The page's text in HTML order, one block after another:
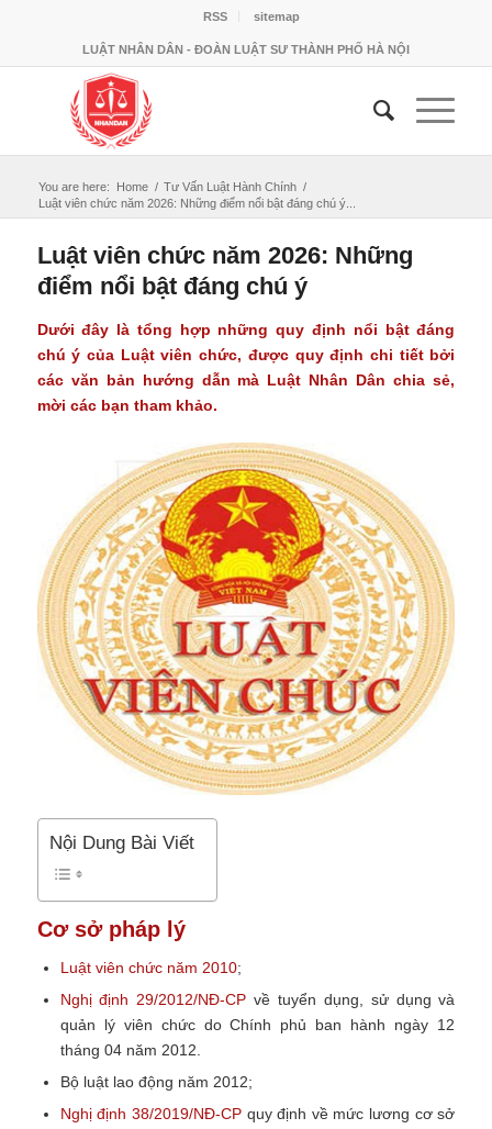
RSS sitemap
LUẬT NHÂN DÂN - ĐOÀN LUẬT SƯ THÀNH PHỐ HÀ NỘI
You are here: Home / Tư Vấn Luật Hành Chính /
Luật viên chức năm 2026: Những điểm nổi bật đáng chú ý...
Luật viên chức năm 2026: Những
điểm nổi bật đáng chú ý
Dưới đây là tổng hợp những quy định nổi bật đáng
chú ý của Luật viên chức, được quy định chi tiết bởi
các văn bản hướng dẫn mà Luật Nhân Dân chia sẻ,
mời các bạn tham khảo.
Nội Dung Bài Viết
Cơ sở pháp lý
Luật viên chức năm 2010;
Nghị định 29/2012/NĐ-CP về tuyển dụng, sử dụng và
quản lý viên chức do Chính phủ ban hành ngày 12
tháng 04 năm 2012.
Bộ luật lao động năm 2012;
Nghị định 38/2019/NĐ-CPquy định về mức lương cơ sở